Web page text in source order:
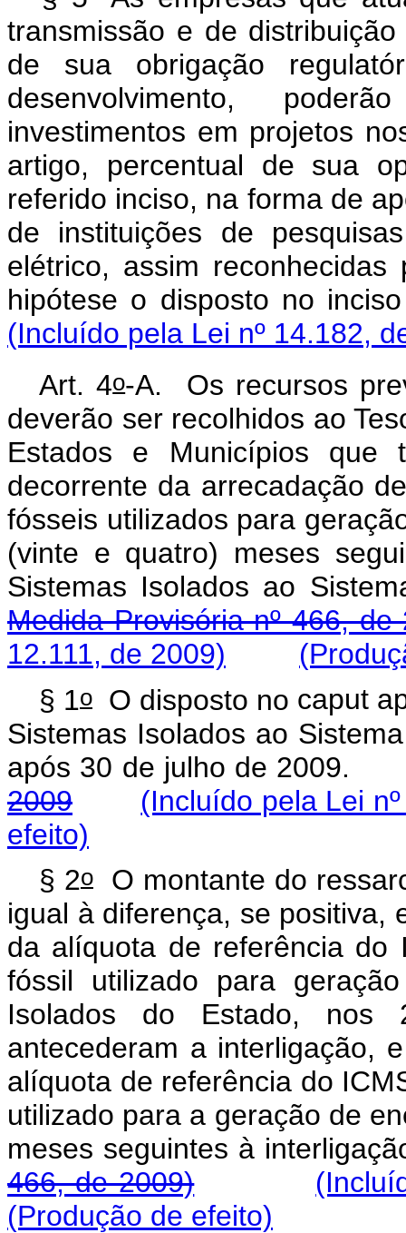
transmissão e de
de sua obrigação
desenvolvimento,
investimentos em projetos
artigo, percentual de sua
referido inciso, na forma de
de instituições de
elétrico, assim
hipótese o disposto no
(Incluído pela Lei nº 14.182,
Art. 4o-A. Os recursos
deverão ser recolhidos ao
Estados e Municípios que
decorrente da arrecadação
fósseis utilizados para
(vinte e quatro) meses
Sistemas Isolados ao
Medida Provisória nº 466, de
12.111, de 2009)
§ 1o O disposto no caput
Sistemas Isolados ao
após 30 de julho de
2009
(Incluído pela Lei
efeito)
§ 2oO montante do
igual à diferença, se positiva,
da alíquota de referência do
fóssil utilizado para
Isolados do Estado,
antecederam a interligação,
alíquota de referência do
utilizado para a geração de
meses seguintes à
466, de 2009)
(Produção de efeito)